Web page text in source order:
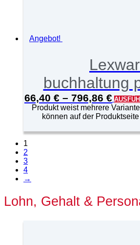
Angebot!
buchhaltung
66,40 € – 796,86 €
Produkt weist mehrere
können auf der
1
2
3
4
→
Lohn, Gehalt &